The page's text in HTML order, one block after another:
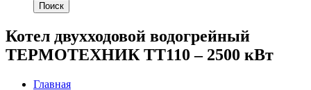
Поиск
Котел двухходовой водогрейный
ТЕРМОТЕХНИК ТТ110 – 2500 кВт
Главная